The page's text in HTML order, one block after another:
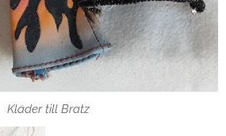
Kläder till Bratz